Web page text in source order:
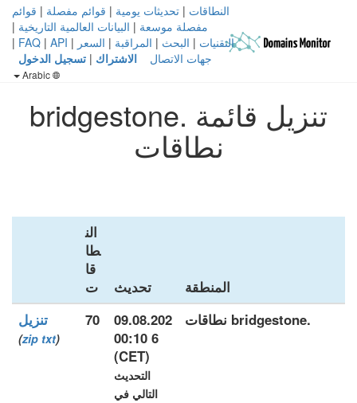
النطاقات | تحديثات يومية | قوائم مفصلة | قوائم
مفصلة موسعة | البيانات العالمية التاريخية |
التقنيات | البحث | المراقبة | السعر |
FAQ | API
|
جهات الاتصال
الاشتراك | تسجيل الدخول
تنزيل قائمة .bridgestone
نطاقات
المنطقة تحديث
الن
طا
قا
ت
.bridgestone نطاقات
09.08.202
6 00:10
(CET)
التحديث
التالي في
70 تنزيل
(
zip txt
)